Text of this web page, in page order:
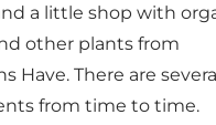
a little shop with
other plants from
Have. There are
from time to time.